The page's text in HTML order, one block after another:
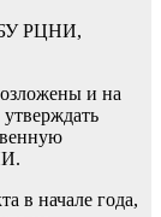
РЦНИ,
и на
в начале года,